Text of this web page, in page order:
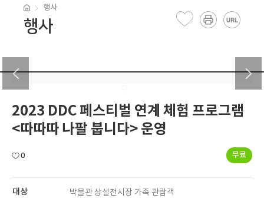
행사
행사
2023 DDC 페스티벌 연계 체험 프로그램
<따따따 나팔 붑니다> 운영
0 무료
대상 박물관 상설전시장 가족 관람객